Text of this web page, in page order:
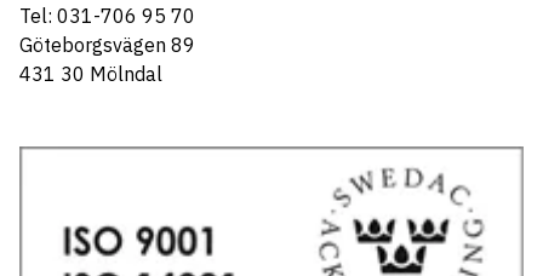
Tel: 031-706 95 70
Göteborgsvägen 89
431 30 Mölndal